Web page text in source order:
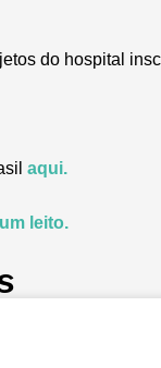
do hospital
aqui.
leito.